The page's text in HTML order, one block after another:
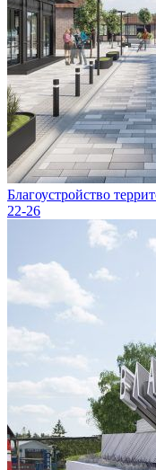
Благоустройство
22-26